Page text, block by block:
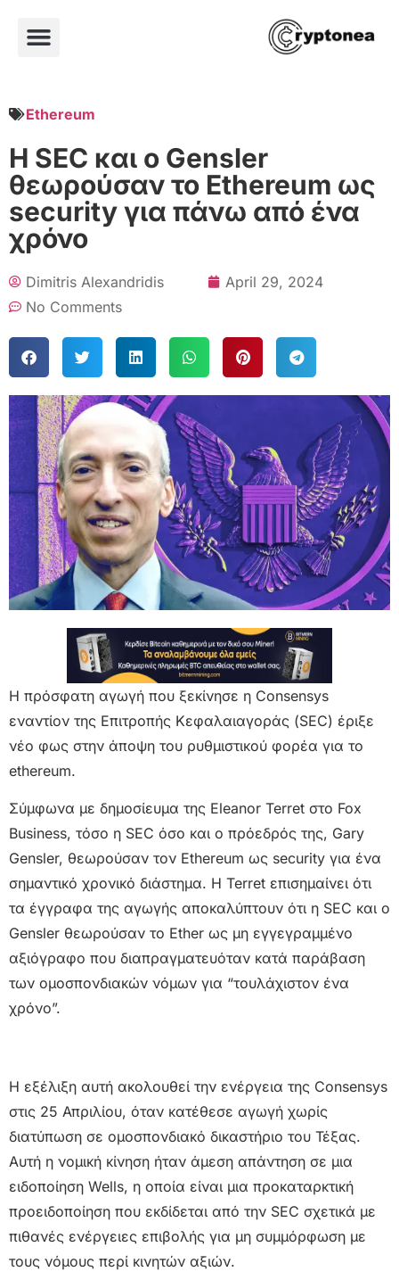
Ethereum
Η SEC και ο Gensler
θεωρούσαν το Ethereum ως
security για πάνω από ένα
χρόνο
Dimitris Alexandridis
April 29, 2024
No Comments
Η πρόσφατη αγωγή που ξεκίνησε η Consensys
εναντίον της Επιτροπής Κεφαλαιαγοράς (SEC) έριξε
νέο φως στην άποψη του ρυθμιστικού φορέα για το
ethereum.
Σύμφωνα με δημοσίευμα της Eleanor Terret στο Fox
Business, τόσο η SEC όσο και ο πρόεδρός της, Gary
Gensler, θεωρούσαν τον Ethereum ως security για ένα
σημαντικό χρονικό διάστημα. Η Terret επισημαίνει ότι
τα έγγραφα της αγωγής αποκαλύπτουν ότι η SEC και ο
Gensler θεωρούσαν το Ether ως μη εγγεγραμμένο
αξιόγραφο που διαπραγματευόταν κατά παράβαση
των ομοσπονδιακών νόμων για “τουλάχιστον ένα
χρόνο”.
Η εξέλιξη αυτή ακολουθεί την ενέργεια της Consensys
στις 25 Απριλίου, όταν κατέθεσε αγωγή χωρίς
διατύπωση σε ομοσπονδιακό δικαστήριο του Τέξας.
Αυτή η νομική κίνηση ήταν άμεση απάντηση σε μια
ειδοποίηση Wells, η οποία είναι μια προκαταρκτική
προειδοποίηση που εκδίδεται από την SEC σχετικά με
πιθανές ενέργειες επιβολής για μη συμμόρφωση με
τους νόμους περί κινητών αξιών.